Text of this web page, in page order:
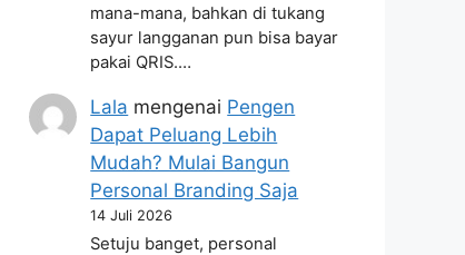
mana-mana, bahkan di tukang
sayur langganan pun bisa bayar
pakai QRIS.…
Lala mengenai Pengen
Dapat Peluang Lebih
Mudah? Mulai Bangun
Personal Branding Saja
14 Juli 2026
Setuju banget, personal